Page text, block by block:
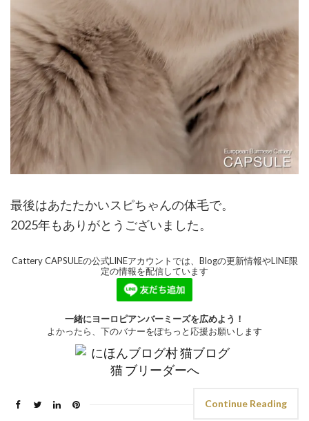
最後はあたたかいスピちゃんの体毛で。
2025年もありがとうございました。
Cattery CAPSULEの公式LINEアカウントでは、Blogの更新情報やLINE限
定の情報を配信しています
一緒にヨーロピアンバーミーズを広めよう！
よかったら、下のバナーをぽちっと応援お願いします
Continue Reading